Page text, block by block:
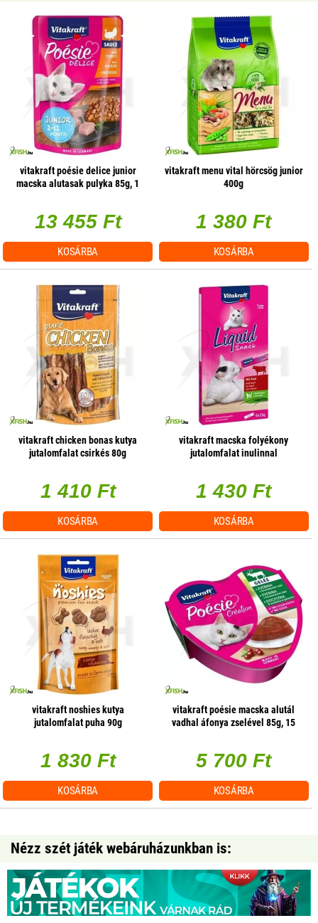
vitakraft poésie delice junior
macska alutasak pulyka 85g, 1
13 455 Ft
KOSÁRBA
vitakraft menu vital hörcsög junior
400g
1 380 Ft
KOSÁRBA
vitakraft chicken bonas kutya
jutalomfalat csirkés 80g
1 410 Ft
KOSÁRBA
vitakraft macska folyékony
jutalomfalat inulinnal
1 430 Ft
KOSÁRBA
vitakraft noshies kutya
jutalomfalat puha 90g
1 830 Ft
KOSÁRBA
vitakraft poésie macska alutál
vadhal áfonya zselével 85g, 15
5 700 Ft
KOSÁRBA
Nézz szét játék webáruházunkban is: